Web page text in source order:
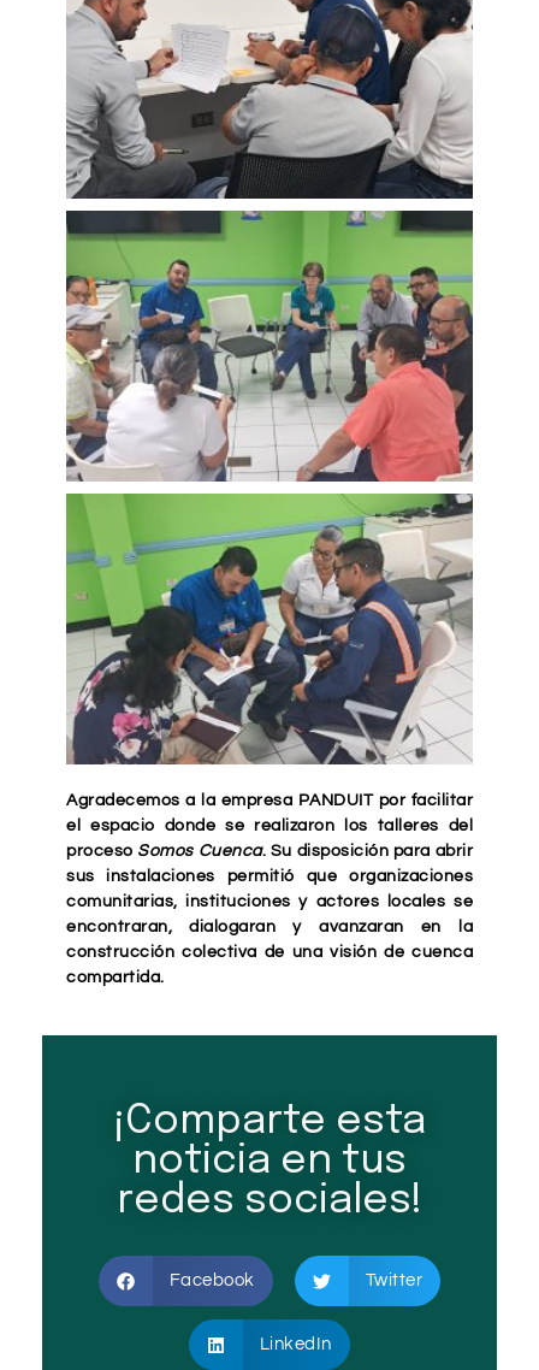
Agradecemos a la empresa PANDUIT por facilitar
el espacio donde se realizaron los talleres del
proceso Somos Cuenca. Su disposición para abrir
sus instalaciones permitió que organizaciones
comunitarias, instituciones y actores locales se
encontraran, dialogaran y avanzaran en la
construcción colectiva de una visión de cuenca
compartida.
¡Comparte esta
noticia en tus
redes sociales!
Facebook Twitter
LinkedIn